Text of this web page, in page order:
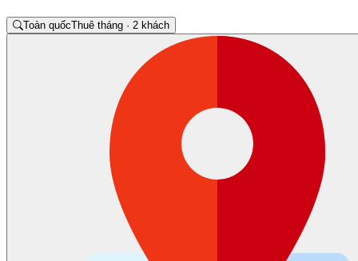
Toàn quốcThuê tháng · 2 khách